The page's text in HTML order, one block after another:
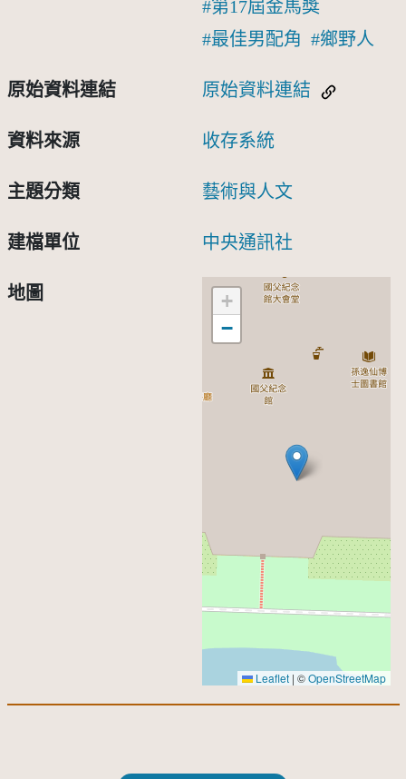
第17屆金馬獎
最佳男配角
鄉野人
原始資料連結 原始資料連結
資料來源 收存系統
主題分類 藝術與人文
建檔單位 中央通訊社
地圖
+
−
Leaflet | ©OpenStreetMap